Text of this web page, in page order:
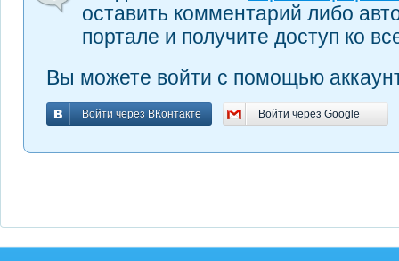
оставить комментарий либо
портале и получите доступ ко
Вы можете войти с помощью
Войти через ВКонтакте
Войти через ВКонтакте Войти через Google
Войти через Google